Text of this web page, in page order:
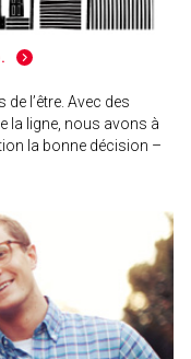
l’être. Avec des
la ligne, nous avons à
la bonne décision –